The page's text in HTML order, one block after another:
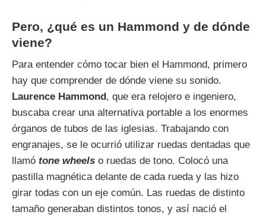
Pero, ¿qué es un Hammond y de dónde
viene?
Para entender cómo tocar bien el Hammond, primero
hay que comprender de dónde viene su sonido.
Laurence Hammond, que era relojero e ingeniero,
buscaba crear una alternativa portable a los enormes
órganos de tubos de las iglesias. Trabajando con
engranajes, se le ocurrió utilizar ruedas dentadas que
llamó tone wheels o ruedas de tono. Colocó una
pastilla magnética delante de cada rueda y las hizo
girar todas con un eje común. Las ruedas de distinto
tamaño generaban distintos tonos, y así nació el